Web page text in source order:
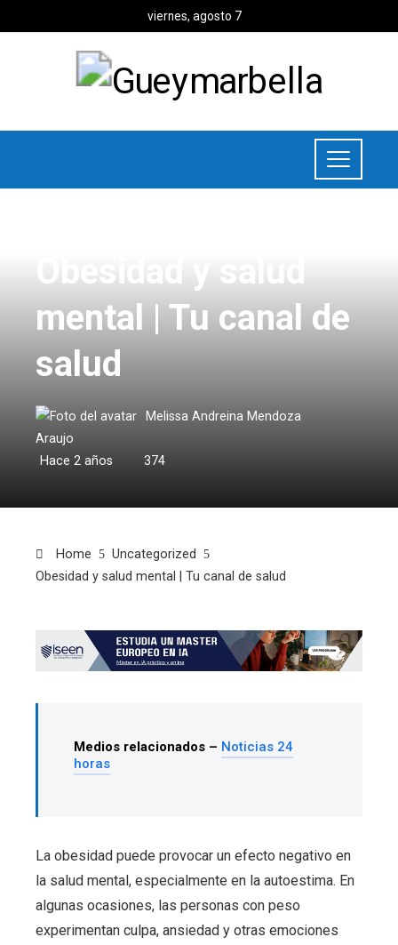
viernes, agosto 7
Obesidad y salud
mental | Tu canal de
salud
Melissa Andreina Mendoza
Araujo
Hace 2 años
374
Home
Uncategorized
Obesidad y salud mental | Tu canal de salud
Medios relacionados – Noticias 24
horas
La obesidad puede provocar un efecto negativo en
la salud mental, especialmente en la autoestima. En
algunas ocasiones, las personas con peso
experimentan culpa, ansiedad y otras emociones